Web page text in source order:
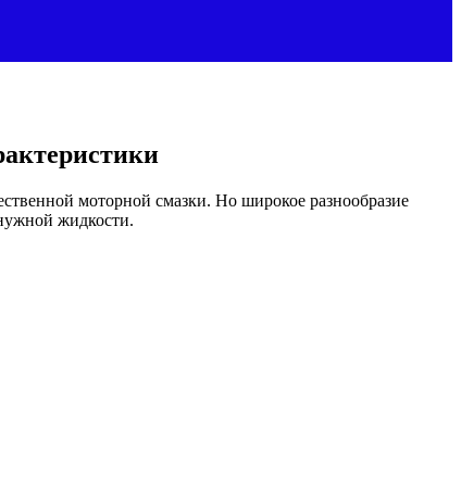
моторной смазки. Но широкое разнообразие
жидкости.